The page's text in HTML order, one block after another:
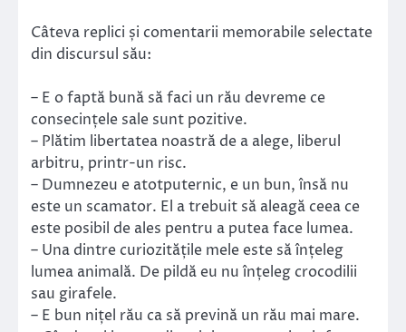
Câteva replici și comentarii memorabile selectate
din discursul său:
– E o faptă bună să faci un rău devreme ce
consecințele sale sunt pozitive.
– Plătim libertatea noastră de a alege, liberul
arbitru, printr-un risc.
– Dumnezeu e atotputernic, e un bun, însă nu
este un scamator. El a trebuit să aleagă ceea ce
este posibil de ales pentru a putea face lumea.
– Una dintre curiozitățile mele este să înțeleg
lumea animală. De pildă eu nu înțeleg crocodilii
sau girafele.
– E bun nițel rău ca să prevină un rău mai mare.